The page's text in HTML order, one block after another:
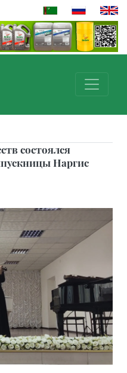
состоялся
Наргис